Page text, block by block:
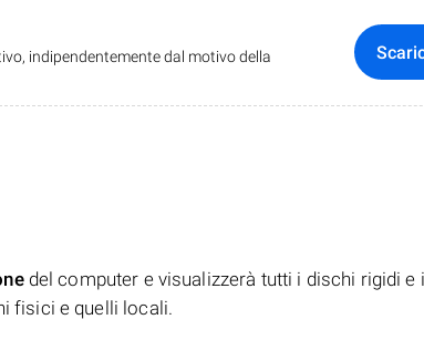
indipendentemente dal motivo della
del computer e visualizzerà tutti i dischi rigidi e i
fisici e quelli locali.